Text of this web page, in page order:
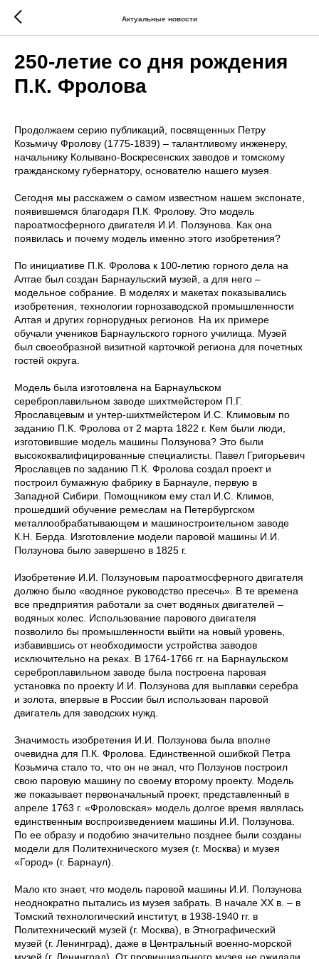
Актуальные новости
250-летие со дня рождения
П.К. Фролова
Продолжаем серию публикаций, посвященных Петру
Козьмичу Фролову (1775-1839) – талантливому инженеру,
начальнику Колывано-Воскресенских заводов и томскому
гражданскому губернатору, основателю нашего музея.
Сегодня мы расскажем о самом известном нашем экспонате,
появившемся благодаря П.К. Фролову. Это модель
пароатмосферного двигателя И.И. Ползунова. Как она
появилась и почему модель именно этого изобретения?
По инициативе П.К. Фролова к 100-летию горного дела на
Алтае был создан Барнаульский музей, а для него –
модельное собрание. В моделях и макетах показывались
изобретения, технологии горнозаводской промышленности
Алтая и других горнорудных регионов. На их примере
обучали учеников Барнаульского горного училища. Музей
был своеобразной визитной карточкой региона для почетных
гостей округа.
Модель была изготовлена на Барнаульском
сереброплавильном заводе шихтмейстером П.Г.
Ярославцевым и унтер-шихтмейстером И.С. Климовым по
заданию П.К. Фролова от 2 марта 1822 г. Кем были люди,
изготовившие модель машины Ползунова? Это были
высококвалифицированные специалисты. Павел Григорьевич
Ярославцев по заданию П.К. Фролова создал проект и
построил бумажную фабрику в Барнауле, первую в
Западной Сибири. Помощником ему стал И.С. Климов,
прошедший обучение ремеслам на Петербургском
металлообрабатывающем и машиностроительном заводе
К.Н. Берда. Изготовление модели паровой машины И.И.
Ползунова было завершено в 1825 г.
Изобретение И.И. Ползуновым пароатмосферного двигателя
должно было «водяное руководство пресечь». В те времена
все предприятия работали за счет водяных двигателей –
водяных колес. Использование парового двигателя
позволило бы промышленности выйти на новый уровень,
избавившись от необходимости устройства заводов
исключительно на реках. В 1764-1766 гг. на Барнаульском
сереброплавильном заводе была построена паровая
установка по проекту И.И. Ползунова для выплавки серебра
и золота, впервые в России был использован паровой
двигатель для заводских нужд.
Значимость изобретения И.И. Ползунова была вполне
очевидна для П.К. Фролова. Единственной ошибкой Петра
Козьмича стало то, что он не знал, что Ползунов построил
свою паровую машину по своему второму проекту. Модель
же показывает первоначальный проект, представленный в
апреле 1763 г. «Фроловская» модель долгое время являлась
единственным воспроизведением машины И.И. Ползунова.
По ее образу и подобию значительно позднее были созданы
модели для Политехнического музея (г. Москва) и музея
«Город» (г. Барнаул).
Мало кто знает, что модель паровой машины И.И. Ползунова
неоднократно пытались из музея забрать. В начале ХХ в. – в
Томский технологический институт, в 1938-1940 гг. в
Политехнический музей (г. Москва), в Этнографический
музей (г. Ленинград), даже в Центральный военно-морской